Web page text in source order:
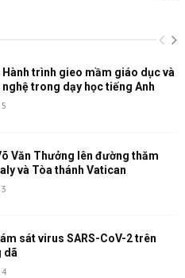
Hành trình gieo mầm giáo dục và
trong dạy học tiếng Anh
Văn Thưởng lên đường thăm
và Tòa thánh Vatican
sát virus SARS-CoV-2 trên
dã